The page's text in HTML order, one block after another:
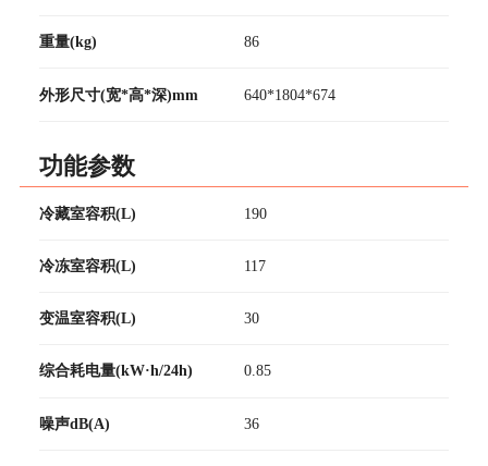
重量(kg) 86
外形尺寸(宽*高*深)mm 640*1804*674
功能参数
冷藏室容积(L) 190
冷冻室容积(L) 117
变温室容积(L) 30
综合耗电量(kW·h/24h) 0.85
噪声dB(A) 36